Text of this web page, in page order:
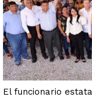
El funcionario